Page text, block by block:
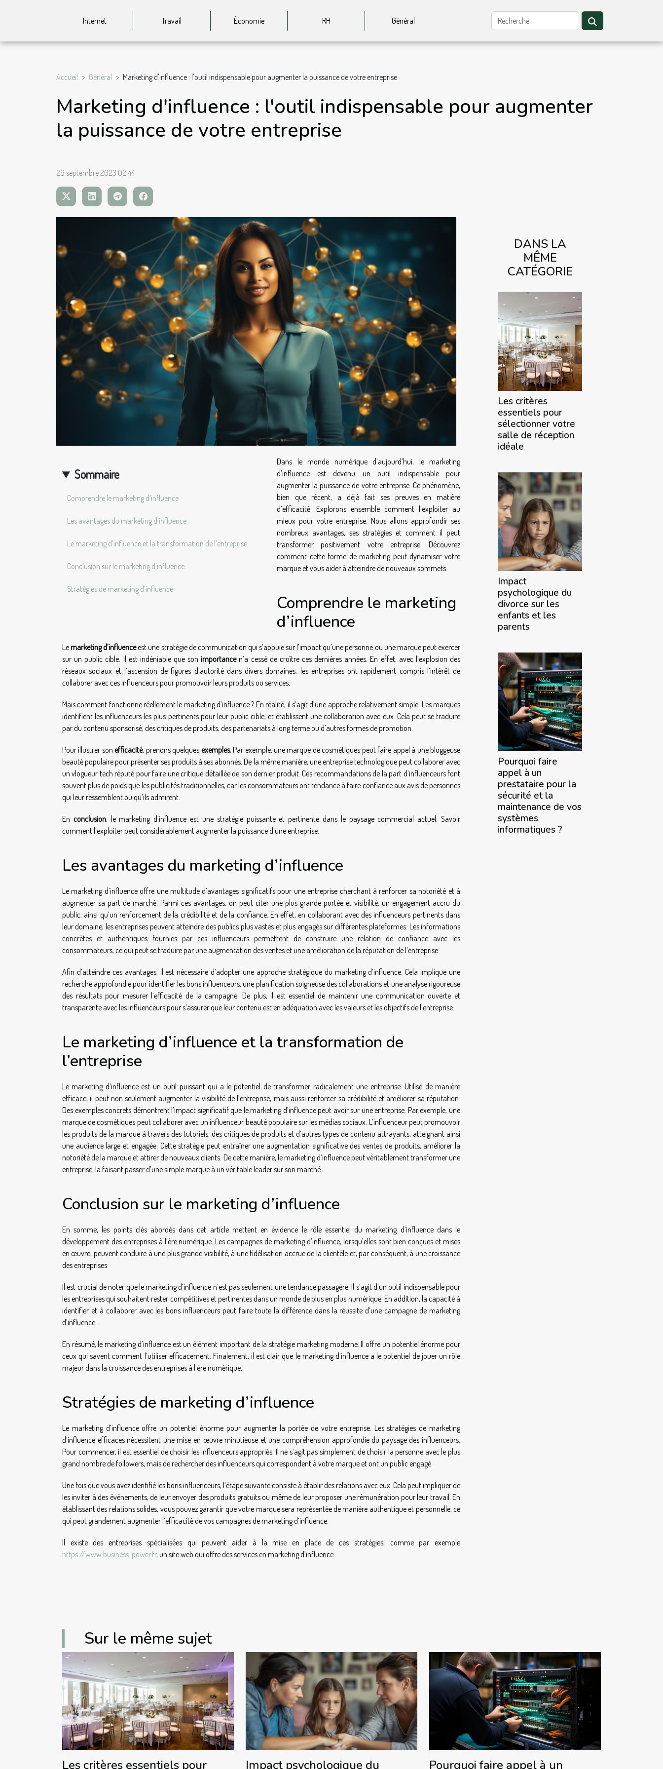
Internet Travail Économie RH Général
Accueil Général Marketing d'influence : l'outil indispensable pour augmenter la puissance de votre entreprise
Marketing d'influence : l'outil indispensable pour augmenter
la puissance de votre entreprise
29 septembre 2023 02:44
Sommaire
Comprendre le marketing d’influence
Les avantages du marketing d’influence
Le marketing d’influence et la transformation de l’entreprise
Conclusion sur le marketing d’influence
Stratégies de marketing d’influence
Dans le monde numérique d’aujourd’hui, le marketing
d’influence est devenu un outil indispensable pour
augmenter la puissance de votre entreprise. Ce phénomène,
bien que récent, a déjà fait ses preuves en matière
d’efficacité. Explorons ensemble comment l’exploiter au
mieux pour votre entreprise. Nous allons approfondir ses
nombreux avantages, ses stratégies et comment il peut
transformer positivement votre entreprise. Découvrez
comment cette forme de marketing peut dynamiser votre
marque et vous aider à atteindre de nouveaux sommets.
Comprendre le marketing
d’influence
Lemarketing d’influenceest une stratégie de communication qui s’appuie sur l’impact qu’une personne ou une marque peut exercer
sur un public cible. Il est indéniable que sonimportancen’a cessé de croître ces dernières années. En effet, avec l’explosion des
réseaux sociaux et l’ascension de figures d’autorité dans divers domaines, les entreprises ont rapidement compris l’intérêt de
collaborer avec ces influenceurs pour promouvoir leurs produits ou services.
Mais comment fonctionne réellement le marketing d’influence ? En réalité, il s’agit d’une approche relativement simple. Les marques
identifient les influenceurs les plus pertinents pour leur public cible, et établissent une collaboration avec eux. Cela peut se traduire
par du contenu sponsorisé, des critiques de produits, des partenariats à long terme ou d’autres formes de promotion.
Pour illustrer sonefficacité, prenons quelques exemples. Par exemple, une marque de cosmétiques peut faire appel à une bloggeuse
beauté populaire pour présenter ses produits à ses abonnés. De la même manière, une entreprise technologique peut collaborer avec
un vlogueur tech réputé pour faire une critique détaillée de son dernier produit. Ces recommandations de la part d’influenceurs font
souvent plus de poids que les publicités traditionnelles, car les consommateurs ont tendance à faire confiance aux avis de personnes
qui leur ressemblent ou qu’ils admirent.
En conclusion, le marketing d’influence est une stratégie puissante et pertinente dans le paysage commercial actuel. Savoir
comment l’exploiter peut considérablement augmenter la puissance d’une entreprise.
Les avantages du marketing d’influence
Le marketing d’influence offre une multitude d’avantages significatifs pour une entreprise cherchant à renforcer sa notoriété et à
augmenter sa part de marché. Parmi ces avantages, on peut citer une plus grande portée et visibilité, un engagement accru du
public, ainsi qu’un renforcement de la crédibilité et de la confiance. En effet, en collaborant avec des influenceurs pertinents dans
leur domaine, les entreprises peuvent atteindre des publics plus vastes et plus engagés sur différentes plateformes. Les informations
concrètes et authentiques fournies par ces influenceurs permettent de construire une relation de confiance avec les
consommateurs, ce qui peut se traduire par une augmentation des ventes et une amélioration de la réputation de l’entreprise.
Afin d’atteindre ces avantages, il est nécessaire d’adopter une approche stratégique du marketing d’influence. Cela implique une
recherche approfondie pour identifier les bons influenceurs, une planification soigneuse des collaborations et une analyse rigoureuse
des résultats pour mesurer l’efficacité de la campagne. De plus, il est essentiel de maintenir une communication ouverte et
transparente avec les influenceurs pour s’assurer que leur contenu est en adéquation avec les valeurs et les objectifs de l’entreprise.
Le marketing d’influence et la transformation de
l’entreprise
Le marketing d’influence est un outil puissant qui a le potentiel de transformer radicalement une entreprise. Utilisé de manière
efficace, il peut non seulement augmenter la visibilité de l’entreprise, mais aussi renforcer sa crédibilité et améliorer sa réputation.
Des exemples concrets démontrent l’impact significatif que le marketing d’influence peut avoir sur une entreprise. Par exemple, une
marque de cosmétiques peut collaborer avec un influenceur beauté populaire sur les médias sociaux. L’influenceur peut promouvoir
les produits de la marque à travers des tutoriels, des critiques de produits et d’autres types de contenu attrayants, atteignant ainsi
une audience large et engagée. Cette stratégie peut entraîner une augmentation significative des ventes de produits, améliorer la
notoriété de la marque et attirer de nouveaux clients. De cette manière, le marketing d’influence peut véritablement transformer une
entreprise, la faisant passer d’une simple marque à un véritable leader sur son marché.
Conclusion sur le marketing d’influence
En somme, les points clés abordés dans cet article mettent en évidence le rôle essentiel du marketing d’influence dans le
développement des entreprises à l’ère numérique. Les campagnes de marketing d’influence, lorsqu’elles sont bien conçues et mises
en œuvre, peuvent conduire à une plus grande visibilité, à une fidélisation accrue de la clientèle et, par conséquent, à une croissance
des entreprises.
Il est crucial de noter que le marketing d’influence n’est pas seulement une tendance passagère. Il s’agit d’un outil indispensable pour
les entreprises qui souhaitent rester compétitives et pertinentes dans un monde de plus en plus numérique. En addition, la capacité à
identifier et à collaborer avec les bons influenceurs peut faire toute la différence dans la réussite d’une campagne de marketing
d’influence.
En résumé, le marketing d’influence est un élément important de la stratégie marketing moderne. Il offre un potentiel énorme pour
ceux qui savent comment l’utiliser efficacement. Finalement, il est clair que le marketing d’influence a le potentiel de jouer un rôle
majeur dans la croissance des entreprises à l’ère numérique.
Stratégies de marketing d’influence
Le marketing d’influence offre un potentiel énorme pour augmenter la portée de votre entreprise. Les stratégies de marketing
d’influence efficaces nécessitent une mise en œuvre minutieuse et une compréhension approfondie du paysage des influenceurs.
Pour commencer, il est essentiel de choisir les influenceurs appropriés. Il ne s’agit pas simplement de choisir la personne avec le plus
grand nombre de followers, mais de rechercher des influenceurs qui correspondent à votre marque et ont un public engagé.
Une fois que vous avez identifié les bons influenceurs, l’étape suivante consiste à établir des relations avec eux. Cela peut impliquer de
les inviter à des événements, de leur envoyer des produits gratuits ou même de leur proposer une rémunération pour leur travail. En
établissant des relations solides, vous pouvez garantir que votre marque sera représentée de manière authentique et personnelle, ce
qui peut grandement augmenter l’efficacité de vos campagnes de marketing d’influence.
Il existe des entreprises spécialisées qui peuvent aider à la mise en place de ces stratégies, comme par exemple
https://www.business-power.fr, un site web qui offre des services en marketing d’influence.
DANS LA
MÊME
CATÉGORIE
Les critères
essentiels pour
sélectionner votre
salle de réception
idéale
Impact
psychologique du
divorce sur les
enfants et les
parents
Pourquoi faire
appel à un
prestataire pour la
sécurité et la
maintenance de vos
systèmes
informatiques ?
Sur le même sujet
Les critères essentiels pour Impact psychologique du Pourquoi faire appel à un